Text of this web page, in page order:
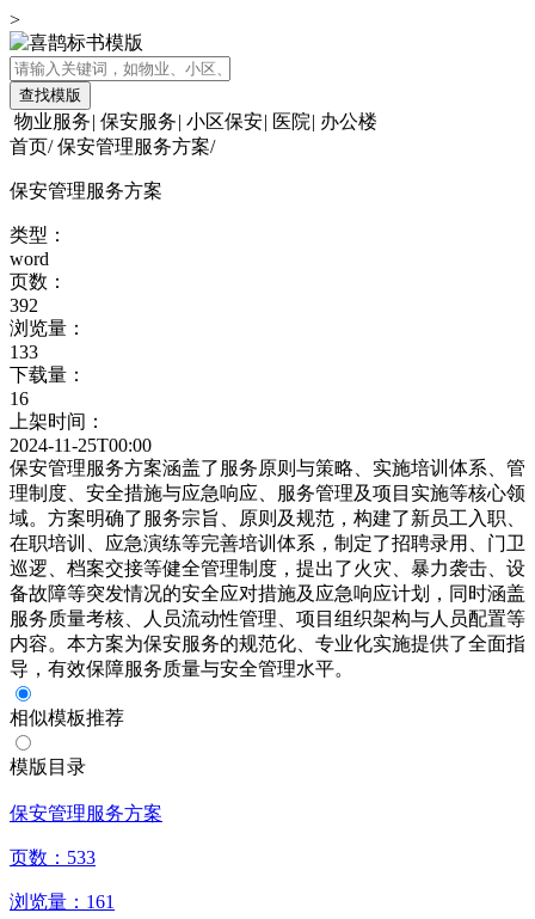
>
查找模版
物业服务| 保安服务| 小区保安| 医院| 办公楼
首页/ 保安管理服务方案/
保安管理服务方案
类型：
word
页数：
392
浏览量：
133
下载量：
16
上架时间：
2024-11-25T00:00
保安管理服务方案涵盖了服务原则与策略、实施培训体系、管
理制度、安全措施与应急响应、服务管理及项目实施等核心领
域。方案明确了服务宗旨、原则及规范，构建了新员工入职、
在职培训、应急演练等完善培训体系，制定了招聘录用、门卫
巡逻、档案交接等健全管理制度，提出了火灾、暴力袭击、设
备故障等突发情况的安全应对措施及应急响应计划，同时涵盖
服务质量考核、人员流动性管理、项目组织架构与人员配置等
内容。本方案为保安服务的规范化、专业化实施提供了全面指
导，有效保障服务质量与安全管理水平。
相似模板推荐
模版目录
保安管理服务方案
页数： 533
浏览量： 161